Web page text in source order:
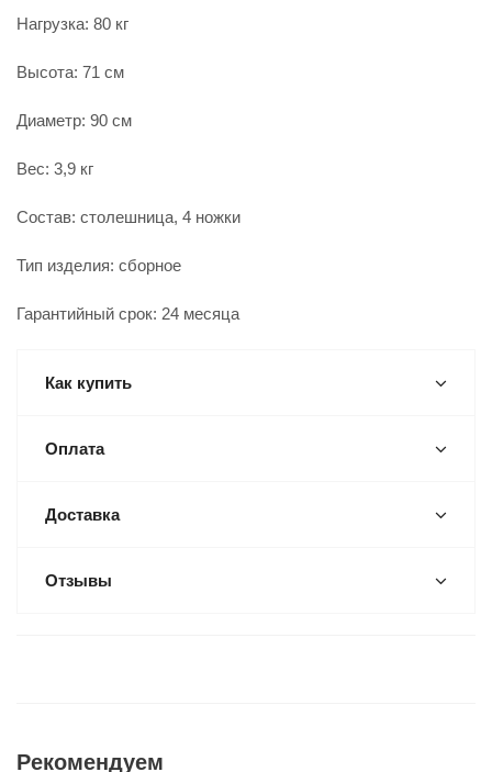
Нагрузка: 80 кг
Высота: 71 см
Диаметр: 90 см
Вес: 3,9 кг
Состав: столешница, 4 ножки
Тип изделия: сборное
Гарантийный срок: 24 месяца
Как купить
Оплата
Доставка
Отзывы
Рекомендуем